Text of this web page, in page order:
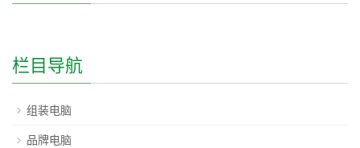
栏目导航
组装电脑
品牌电脑